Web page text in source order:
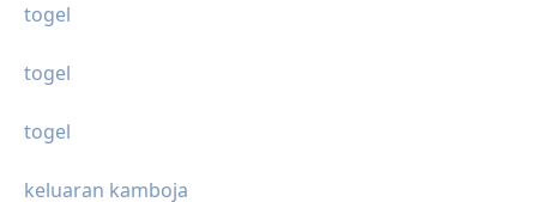
togel
togel
togel
keluaran kamboja